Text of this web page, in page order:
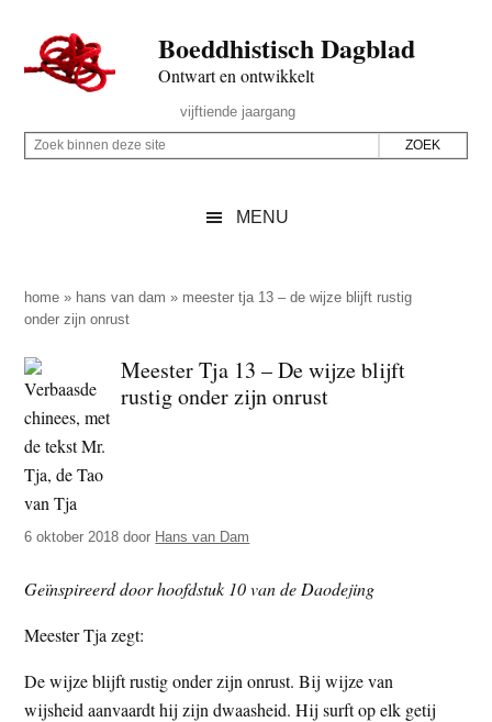
naar
de
inhoud
secondary
naar
de
sidebar
naar
de
Boeddhistisch Dagblad
Ontwart en ontwikkelt
Rechts
vijftiende jaargang
Z
p
d
e
z
e
s
i
t
e
Z
i
n
e
n
d
e
z
e
s
t
e
MENU
home » hans van dam » meester tja 13 – de wijze blijft rustig
onder zijn onrust
Meester Tja 13 – De wijze blijft
rustig onder zijn onrust
6 oktober 2018 door Hans van Dam
Geïnspireerd door hoofdstuk 10 van de Daodejing
Meester Tja zegt:
De wijze blijft rustig onder zijn onrust. Bij wijze van
wijsheid aanvaardt hij zijn dwaasheid. Hij surft op elk getij